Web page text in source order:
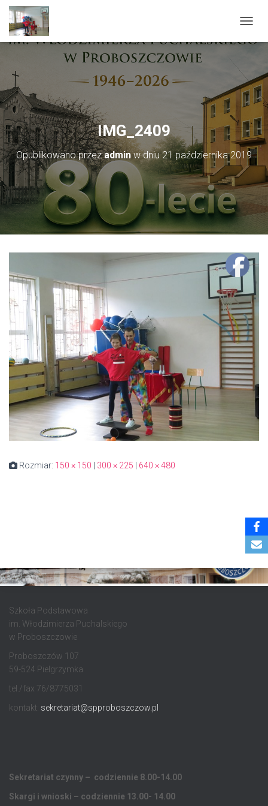
IMG_2409
Opublikowano przezadminw dniu21 października 2019
Rozmiar: 150 × 150 | 300 × 225 | 640 × 480
Szkoła Podstawowa
im. Włodzimierza Puchalskiego
w Proboszczowie
Proboszczów 107
59-524 Pielgrzymka
tel./fax 76/8775031
kontakt: sekretariat@spproboszczow.pl
Sekretariat czynny – codziennie 8.00-14.00
Skargi i wnioski – codziennie 13.00- 14.00